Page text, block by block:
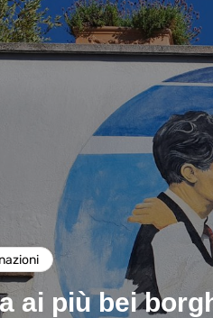
ai più bei